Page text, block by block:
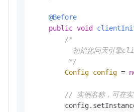
@Before
public void
/*
初始化问天引擎
         */
Config config =
// 实例名称，可在